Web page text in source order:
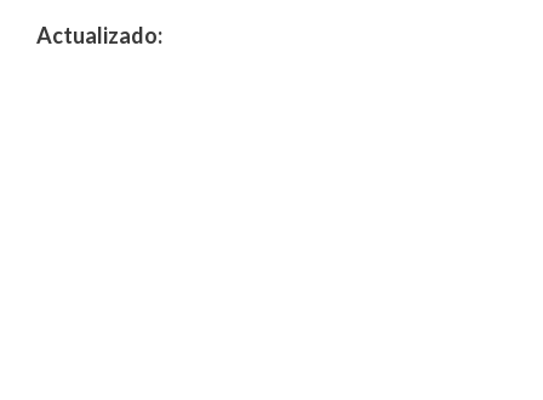
Actualizado: